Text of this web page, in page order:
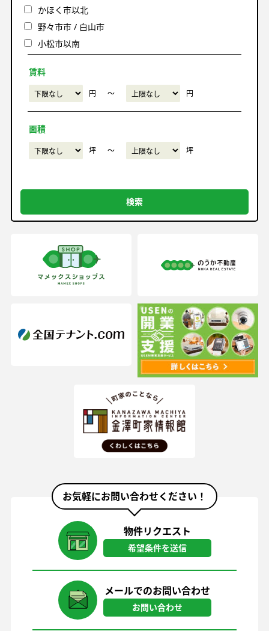
かほく市以北
野々市市 / 白山市
小松市以南
賃料
円 〜 円
面積
坪 〜 坪
お気軽にお問い合わせください！
物件リクエスト
希望条件を送信
メールでのお問い合わせ
お問い合わせ